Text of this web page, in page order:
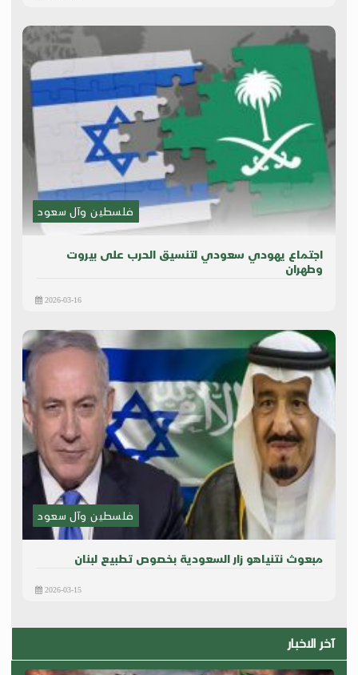
فلسطين وآل سعود
اجتماع يهودي سعودي لتنسيق الحرب على بيروت
وطهران
2026-03-16
فلسطين وآل سعود
مبعوث نتنياهو زار السعودية بخصوص تطبيع لبنان
2026-03-15
آخر الاخبار